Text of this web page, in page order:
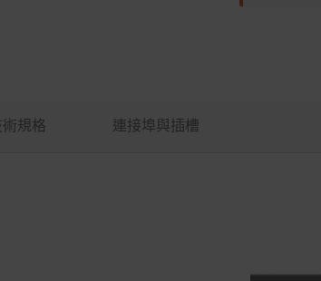
規格 連接埠與插槽